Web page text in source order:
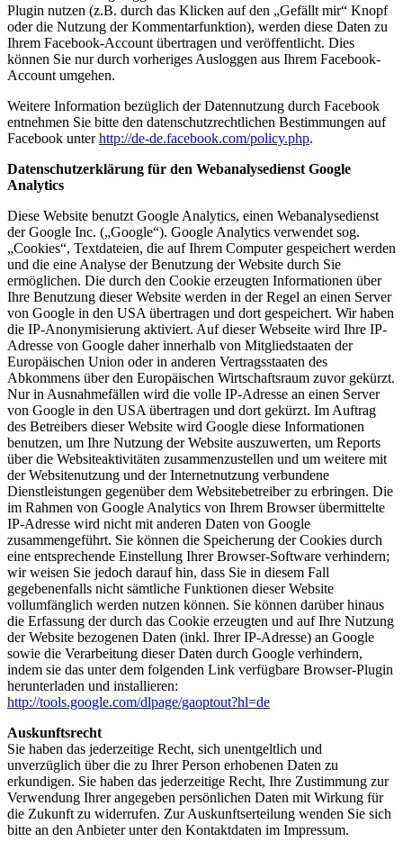
Plugin nutzen (z.B. durch das Klicken auf den „Gefällt mir“ Knopf
oder die Nutzung der Kommentarfunktion), werden diese Daten zu
Ihrem Facebook-Account übertragen und veröffentlicht. Dies
können Sie nur durch vorheriges Ausloggen aus Ihrem Facebook-
Account umgehen.
Weitere Information bezüglich der Datennutzung durch Facebook
entnehmen Sie bitte den datenschutzrechtlichen Bestimmungen auf
Facebook unterhttp://de-de.facebook.com/policy.php.
Datenschutzerklärung für den Webanalysedienst Google
Analytics
Diese Website benutzt Google Analytics, einen Webanalysedienst
der Google Inc. („Google“). Google Analytics verwendet sog.
„Cookies“, Textdateien, die auf Ihrem Computer gespeichert werden
und die eine Analyse der Benutzung der Website durch Sie
ermöglichen. Die durch den Cookie erzeugten Informationen über
Ihre Benutzung dieser Website werden in der Regel an einen Server
von Google in den USA übertragen und dort gespeichert. Wir haben
die IP-Anonymisierung aktiviert. Auf dieser Webseite wird Ihre IP-
Adresse von Google daher innerhalb von Mitgliedstaaten der
Europäischen Union oder in anderen Vertragsstaaten des
Abkommens über den Europäischen Wirtschaftsraum zuvor gekürzt.
Nur in Ausnahmefällen wird die volle IP-Adresse an einen Server
von Google in den USA übertragen und dort gekürzt. Im Auftrag
des Betreibers dieser Website wird Google diese Informationen
benutzen, um Ihre Nutzung der Website auszuwerten, um Reports
über die Websiteaktivitäten zusammenzustellen und um weitere mit
der Websitenutzung und der Internetnutzung verbundene
Dienstleistungen gegenüber dem Websitebetreiber zu erbringen. Die
im Rahmen von Google Analytics von Ihrem Browser übermittelte
IP-Adresse wird nicht mit anderen Daten von Google
zusammengeführt. Sie können die Speicherung der Cookies durch
eine entsprechende Einstellung Ihrer Browser-Software verhindern;
wir weisen Sie jedoch darauf hin, dass Sie in diesem Fall
gegebenenfalls nicht sämtliche Funktionen dieser Website
vollumfänglich werden nutzen können. Sie können darüber hinaus
die Erfassung der durch das Cookie erzeugten und auf Ihre Nutzung
der Website bezogenen Daten (inkl. Ihrer IP-Adresse) an Google
sowie die Verarbeitung dieser Daten durch Google verhindern,
indem sie das unter dem folgenden Link verfügbare Browser-Plugin
herunterladen und installieren:
http://tools.google.com/dlpage/gaoptout?hl=de
Auskunftsrecht
Sie haben das jederzeitige Recht, sich unentgeltlich und
unverzüglich über die zu Ihrer Person erhobenen Daten zu
erkundigen. Sie haben das jederzeitige Recht, Ihre Zustimmung zur
Verwendung Ihrer angegeben persönlichen Daten mit Wirkung für
die Zukunft zu widerrufen. Zur Auskunftserteilung wenden Sie sich
bitte an den Anbieter unter den Kontaktdaten im Impressum.